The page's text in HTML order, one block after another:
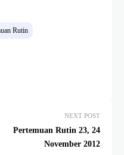
Rutin
NEXT POST
Pertemuan Rutin 23, 24
November 2012